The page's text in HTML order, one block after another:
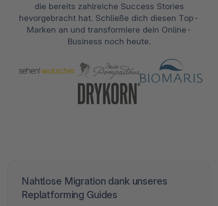
die bereits zahlreiche Success Stories
hevorgebracht hat. Schließe dich diesen Top-
Marken an und transformiere dein Online-
Business noch heute.
Nahtlose Migration dank unseres
Replatforming Guides